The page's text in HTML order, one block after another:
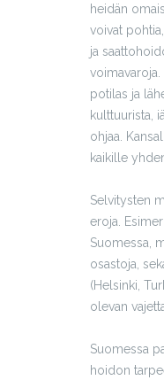
heidän
voivat
ja
potilas ja
kulttuurista,
ohjaa.
kaikille
Selvitysten
eroja.
Suomessa,
osastoja,
(Helsinki,
olevan
Suomessa
hoidon